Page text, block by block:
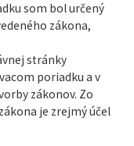
som bol určený
zákona,
stránky
poriadku a v
zákonov. Zo
je zrejmý účel